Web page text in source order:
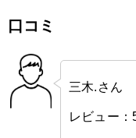
口コミ
三木.さん
レビュー：